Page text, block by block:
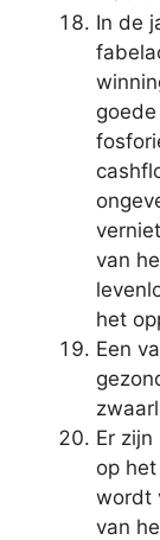
In de
van
het
Een
Er
op
wordt
van